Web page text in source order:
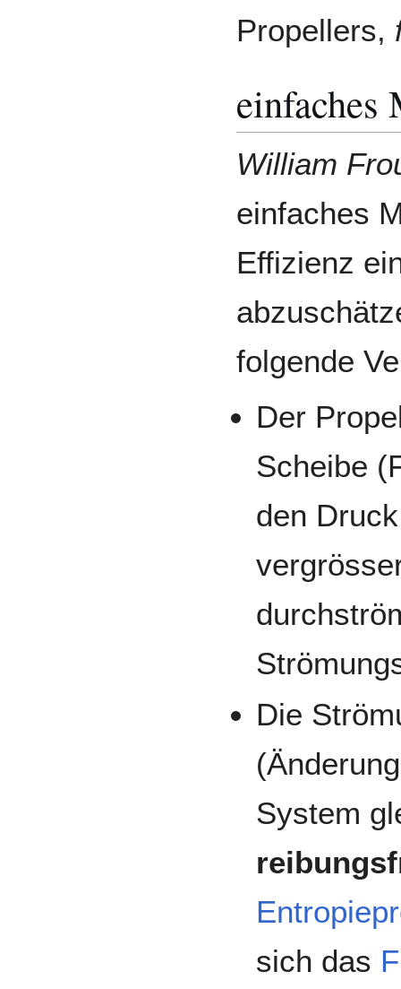
Propellers,
einfaches
William
einfaches
Effizienz
folgende
Der
Scheibe
den
Die
System
sich das